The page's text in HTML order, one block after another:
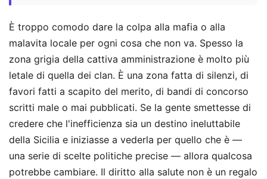
È troppo comodo dare la colpa alla mafia o alla
malavita locale per ogni cosa che non va. Spesso la
zona grigia della cattiva amministrazione è molto più
letale di quella dei clan. È una zona fatta di silenzi, di
favori fatti a scapito del merito, di bandi di concorso
scritti male o mai pubblicati. Se la gente smettesse di
credere che l'inefficienza sia un destino ineluttabile
della Sicilia e iniziasse a vederla per quello che è —
una serie di scelte politiche precise — allora qualcosa
potrebbe cambiare. Il diritto alla salute non è un regalo